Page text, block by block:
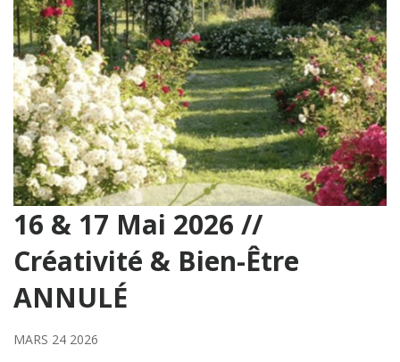
16 & 17 Mai 2026 //
Créativité & Bien-Être
ANNULÉ
MARS 24 2026